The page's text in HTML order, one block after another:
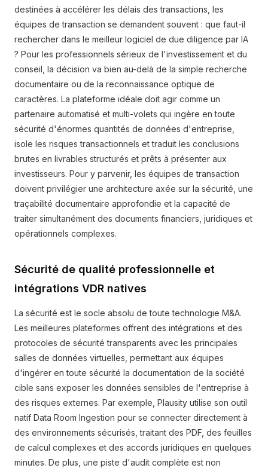
destinées à accélérer les délais des transactions, les
équipes de transaction se demandent souvent : que faut-il
rechercher dans le meilleur logiciel de due diligence par IA
? Pour les professionnels sérieux de l'investissement et du
conseil, la décision va bien au-delà de la simple recherche
documentaire ou de la reconnaissance optique de
caractères. La plateforme idéale doit agir comme un
partenaire automatisé et multi-volets qui ingère en toute
sécurité d'énormes quantités de données d'entreprise,
isole les risques transactionnels et traduit les conclusions
brutes en livrables structurés et prêts à présenter aux
investisseurs. Pour y parvenir, les équipes de transaction
doivent privilégier une architecture axée sur la sécurité, une
traçabilité documentaire approfondie et la capacité de
traiter simultanément des documents financiers, juridiques et
opérationnels complexes.
Sécurité de qualité professionnelle et
intégrations VDR natives
La sécurité est le socle absolu de toute technologie M&A.
Les meilleures plateformes offrent des intégrations et des
protocoles de sécurité transparents avec les principales
salles de données virtuelles, permettant aux équipes
d'ingérer en toute sécurité la documentation de la société
cible sans exposer les données sensibles de l'entreprise à
des risques externes. Par exemple, Plausity utilise son outil
natif Data Room Ingestion pour se connecter directement à
des environnements sécurisés, traitant des PDF, des feuilles
de calcul complexes et des accords juridiques en quelques
minutes. De plus, une piste d'audit complète est non